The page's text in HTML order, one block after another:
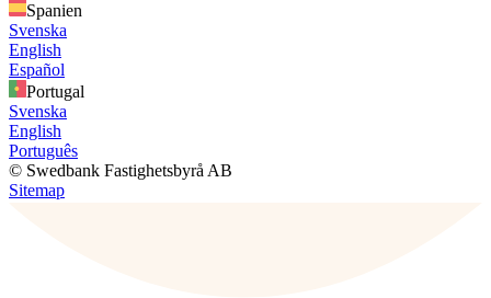
Spanien
Svenska
English
Español
Portugal
Svenska
English
Português
© Swedbank Fastighetsbyrå AB
Sitemap